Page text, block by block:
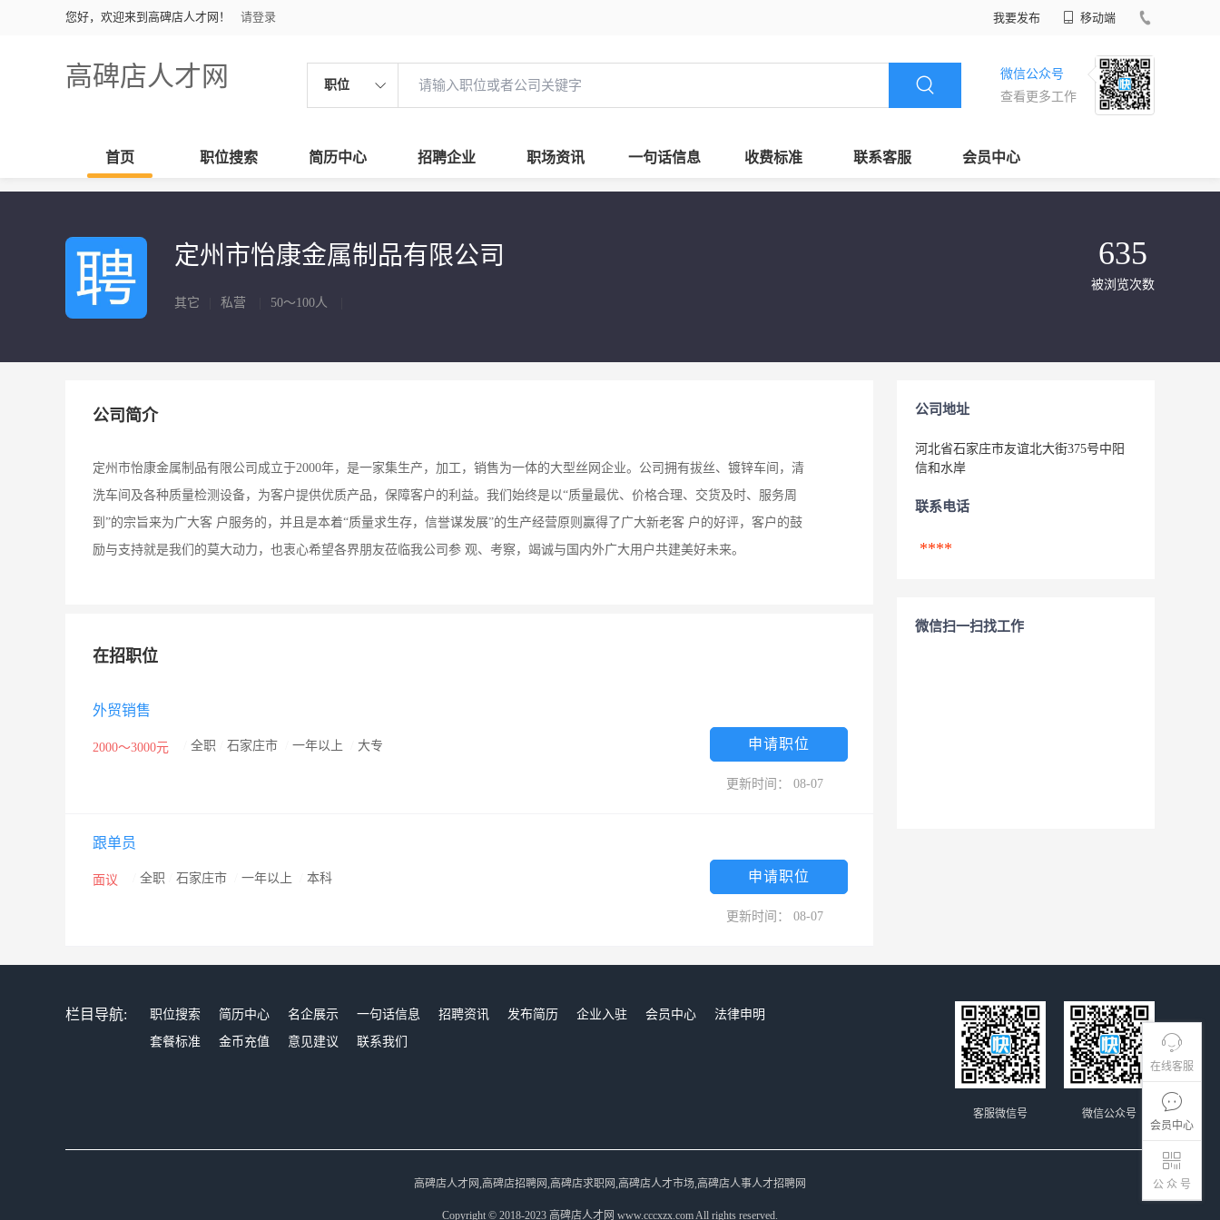
您好，欢迎来到高碑店人才网！ 请登录 我要发布 移动端
高碑店人才网 职位
微信公众号
查看更多工作
首页 职位搜索 简历中心 招聘企业 职场资讯 一句话信息 收费标准 联系客服 会员中心
在线客服
会员中心
公 众 号
定州市怡康金属制品有限公司
其它 私营 50～100人
635
被浏览次数
公司简介
定州市怡康金属制品有限公司成立于2000年，是一家集生产，加工，销售为一体的大型丝网企业。公司拥有拔丝、镀锌车间，清
洗车间及各种质量检测设备，为客户提供优质产品，保障客户的利益。我们始终是以“质量最优、价格合理、交货及时、服务周
到”的宗旨来为广大客 户服务的，并且是本着“质量求生存，信誉谋发展”的生产经营原则赢得了广大新老客 户的好评，客户的鼓
励与支持就是我们的莫大动力，也衷心希望各界朋友莅临我公司参 观、考察，竭诚与国内外广大用户共建美好未来。
在招职位
外贸销售
2000～3000元 全职 石家庄市 一年以上 大专 申请职位
更新时间： 08-07
跟单员
面议 全职 石家庄市 一年以上 本科 申请职位
更新时间： 08-07
公司地址
河北省石家庄市友谊北大街375号中阳
信和水岸
联系电话
****
微信扫一扫找工作
栏目导航: 职位搜索 简历中心 名企展示 一句话信息 招聘资讯 发布简历 企业入驻 会员中心
法律申明
套餐标准
金币充值 意见建议 联系我们
微信公众号
客服微信号
高碑店人才网,高碑店招聘网,高碑店求职网,高碑店人才市场,高碑店人事人才招聘网
Copyright © 2018-2023 高碑店人才网 www.cccxzx.com All rights reserved.